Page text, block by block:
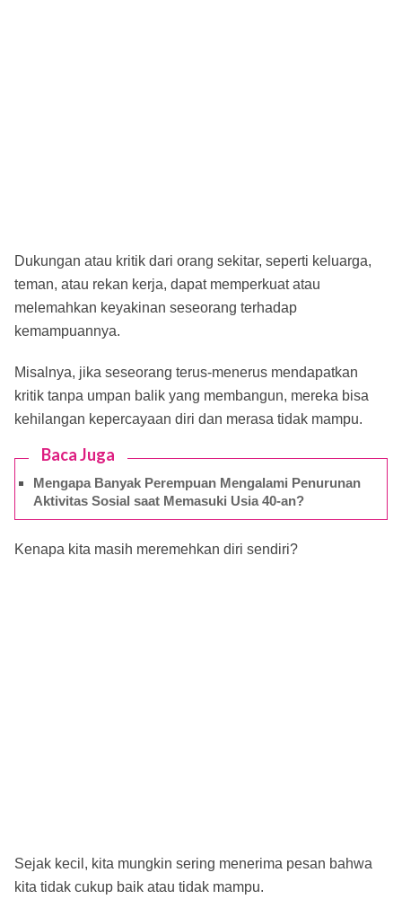
Dukungan atau kritik dari orang sekitar, seperti keluarga,
teman, atau rekan kerja, dapat memperkuat atau
melemahkan keyakinan seseorang terhadap
kemampuannya.
Misalnya, jika seseorang terus-menerus mendapatkan
kritik tanpa umpan balik yang membangun, mereka bisa
kehilangan kepercayaan diri dan merasa tidak mampu.
Baca Juga
Mengapa Banyak Perempuan Mengalami Penurunan
Aktivitas Sosial saat Memasuki Usia 40-an?
Kenapa kita masih meremehkan diri sendiri?
Sejak kecil, kita mungkin sering menerima pesan bahwa
kita tidak cukup baik atau tidak mampu.